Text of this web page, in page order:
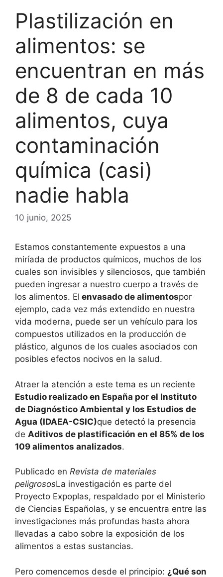
Plastilización en
alimentos: se
encuentran en más
de 8 de cada 10
alimentos, cuya
contaminación
química (casi)
nadie habla
10 junio, 2025
Estamos constantemente expuestos a una
miríada de productos químicos, muchos de los
cuales son invisibles y silenciosos, que también
pueden ingresar a nuestro cuerpo a través de
los alimentos. El envasado de alimentospor
ejemplo, cada vez más extendido en nuestra
vida moderna, puede ser un vehículo para los
compuestos utilizados en la producción de
plástico, algunos de los cuales asociados con
posibles efectos nocivos en la salud.
Atraer la atención a este tema es un reciente
Estudio realizado en España por el Instituto
de Diagnóstico Ambiental y los Estudios de
Agua (IDAEA-CSIC)que detectó la presencia
de Aditivos de plastificación en el 85% de los
109 alimentos analizados.
Publicado en Revista de materiales
peligrososLa investigación es parte del
Proyecto Expoplas, respaldado por el Ministerio
de Ciencias Españolas, y se encuentra entre las
investigaciones más profundas hasta ahora
llevadas a cabo sobre la exposición de los
alimentos a estas sustancias.
Pero comencemos desde el principio: ¿Qué son